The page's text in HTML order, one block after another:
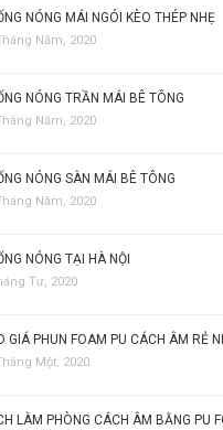
NÓNG MÁI NGÓI KÈO THÉP NHẸ
Năm, 2020
NÓNG TRẦN MÁI BÊ TÔNG
Năm, 2020
NÓNG SÀN MÁI BÊ TÔNG
Năm, 2020
NÓNG TẠI HÀ NỘI
Tư, 2020
GIÁ PHUN FOAM PU CÁCH ÂM RẺ
Một, 2020
LÀM PHÒNG CÁCH ÂM BẰNG PU